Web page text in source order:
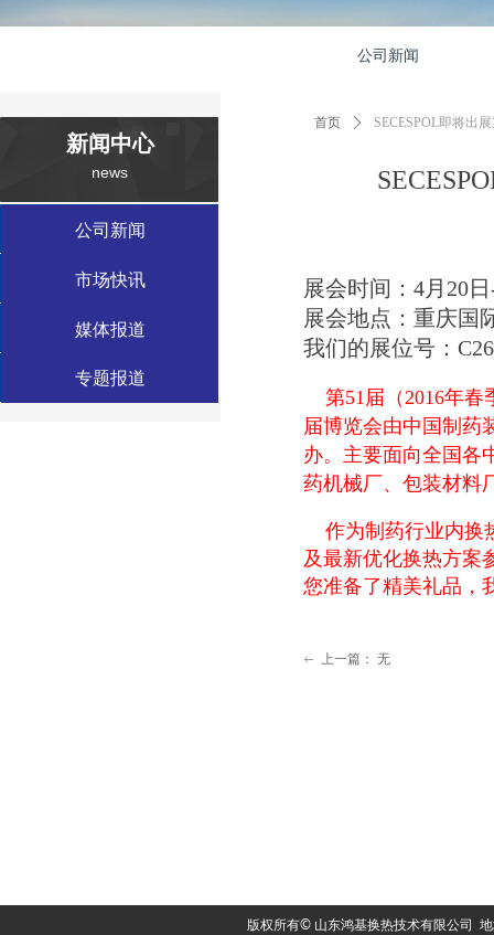
公司新闻
首页 ꄲ SECESPOL即将出
展会时间：4月20
展会地点：重庆国
我们的展位号：
第51届（2016年
届博览会由中国制药
办。 主要面向全国各
药机械厂、包装材料
作为制药行业内换
及最新优化换热方案
您准备了精美礼品，
ꂃ 上一篇： 无
特种应用案例
绿色建筑案例
工业应用案例
数据中心案例
公司新闻
市场快讯
媒体报道
专题报道
新闻中心
news
版权所有© 山东鸿基换热技术有限公司